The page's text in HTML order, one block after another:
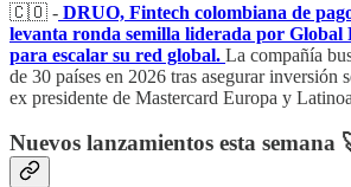
🇨🇴 - DRUO, Fintech colombiana de
levanta ronda semilla liderada por Global
para escalar su red global. La compañía
de 30 países en 2026 tras asegurar inversión
ex presidente de Mastercard Europa y
Nuevos lanzamientos esta semana